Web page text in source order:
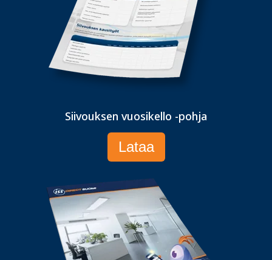
Siivouksen vuosikello -pohja
Lataa